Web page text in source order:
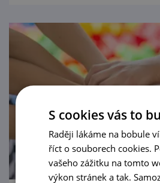
S cookies vás to
Raději lákáme na bobule
říct o souborech cookies.
vašeho zážitku na tomto
výkon stránek a tak.